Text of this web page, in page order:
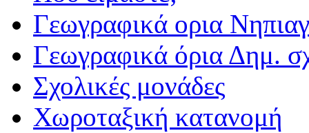
Γεωγραφικά ορια
Γεωγραφικά όρια Δημ.
Σχολικές μονάδες
Χωροταξική κατανομή